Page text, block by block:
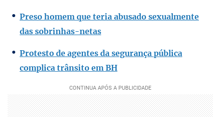
Preso homem que teria abusado sexualmente
das sobrinhas-netas
Protesto de agentes da segurança pública
complica trânsito em BH